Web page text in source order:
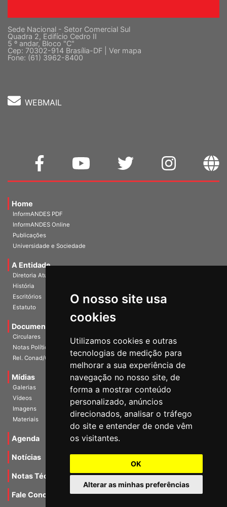
O nosso site usa
cookies
Utilizamos cookies e outras
tecnologias de medição para
melhorar a sua experiência de
navegação no nosso site, de
forma a mostrar conteúdo
personalizado, anúncios
direcionados, analisar o tráfego
do site e entender de onde vêm
os visitantes.
OK
Alterar as minhas preferências
Sede Nacional - Setor Comercial Sul
Quadra 2, Edifício Cedro II
5 º andar, Bloco "C"
Cep: 70302-914 Brasília-DF | Ver mapa
Fone: (61) 3962-8400
WEBMAIL
Home
InformANDES PDF
InformANDES Online
Publicações
Universidade e Sociedade
A Entidade
Diretoria Atual
História
Escritórios
Estatuto
Documentos
Circulares
Notas Políticas
Rel. Conad/Congresso
Mídias
Galerias
Vídeos
Imagens
Materiais
Agenda
Notícias
Notas Técnicas
Fale Conocsco